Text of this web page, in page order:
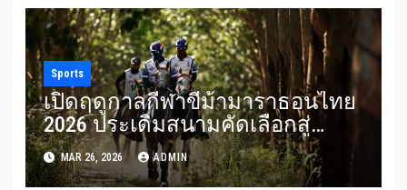
Sports
เปิดฤดูกาลกีฬาขี่ม้ามาราธอนไทย
2026 ประเดิมสนามคัดเลือกสู่
King’s Cup
MAR 26, 2026 ADMIN